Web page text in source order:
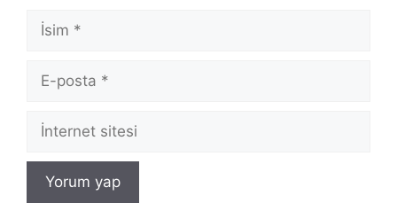
İsim
posta
İnternet
sitesi